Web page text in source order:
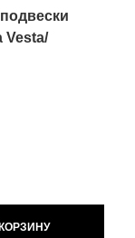
Vesta/